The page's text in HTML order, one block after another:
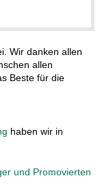
Wir danken allen
allen
Beste für die
haben wir in
und Promovierten